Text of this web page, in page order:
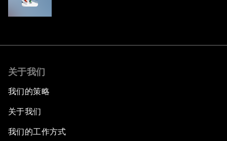
关于我们
我们的策略
关于我们
我们的工作方式